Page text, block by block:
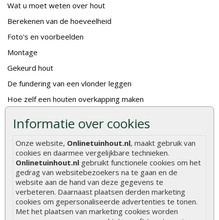
Informatie over cookies
Onze website, Onlinetuinhout.nl, maakt gebruik van
cookies en daarmee vergelijkbare technieken.
Onlinetuinhout.nl gebruikt functionele cookies om het
gedrag van websitebezoekers na te gaan en de
website aan de hand van deze gegevens te
verbeteren. Daarnaast plaatsen derden marketing
cookies om gepersonaliseerde advertenties te tonen.
Met het plaatsen van marketing cookies worden
Wat u moet weten over hout
Berekenen van de hoeveelheid
Foto's en voorbeelden
Montage
Gekeurd hout
De fundering van een vlonder leggen
Hoe zelf een houten overkapping maken
Hoe schutting plaatsen
De 9 beste tuinschermen van Onlinetuinhout.nl
Stijlvolle houtsoorten voor in de tuin
Duurzame tuin
Welke palen voor een schapenhek